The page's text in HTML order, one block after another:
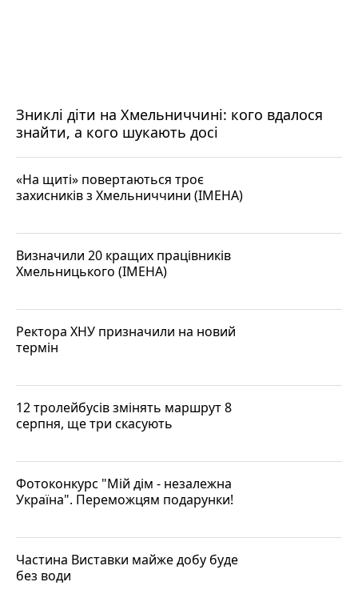
Зниклі діти на Хмельниччині: кого вдалося
знайти, а кого шукають досі
«На щиті» повертаються троє
захисників з Хмельниччини (ІМЕНА)
Визначили 20 кращих працівників
Хмельницького (ІМЕНА)
Ректора ХНУ призначили на новий
термін
12 тролейбусів змінять маршрут 8
серпня, ще три скасують
Фотоконкурс "Мій дім - незалежна
Україна". Переможцям подарунки!
Частина Виставки майже добу буде
без води